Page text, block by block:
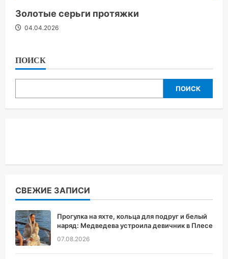
Золотые серьги протяжки
04.04.2026
ПОИСК
ПОИСК
СВЕЖИЕ ЗАПИСИ
Прогулка на яхте, кольца для подруг и белый
наряд: Медведева устроила девичник в Плесе
07.08.2026